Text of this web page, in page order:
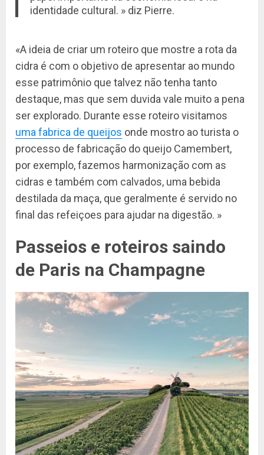
identidade cultural. » diz Pierre.
«A ideia de criar um roteiro que mostre a rota da
cidra é com o objetivo de apresentar ao mundo
esse patrimônio que talvez não tenha tanto
destaque, mas que sem duvida vale muito a pena
ser explorado. Durante esse roteiro visitamos
uma fabrica de queijos onde mostro ao turista o
processo de fabricação do queijo Camembert,
por exemplo, fazemos harmonização com as
cidras e também com calvados, uma bebida
destilada da maça, que geralmente é servido no
final das refeiçoes para ajudar na digestão. »
Passeios e roteiros saindo
de Paris na Champagne